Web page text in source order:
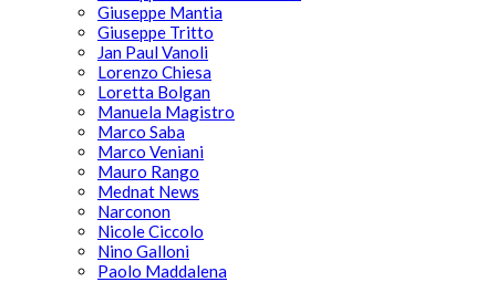
Giuseppe Mantia
Giuseppe Tritto
Jan Paul Vanoli
Lorenzo Chiesa
Loretta Bolgan
Manuela Magistro
Marco Saba
Marco Veniani
Mauro Rango
Mednat News
Narconon
Nicole Ciccolo
Nino Galloni
Paolo Maddalena